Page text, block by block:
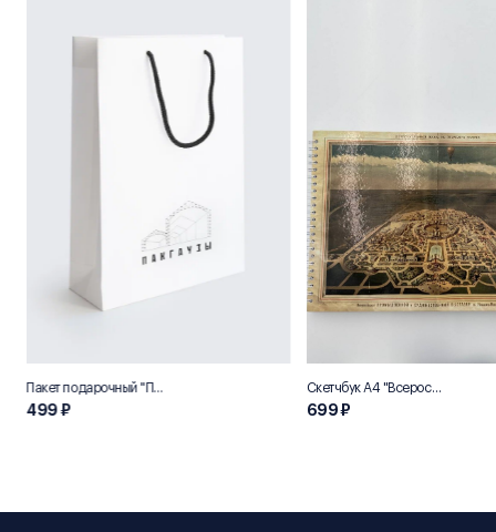
Пакет подарочный "Пакгаузы 2022" стандарт
499 ₽
Скетчбук А4 "Всероссийская художественная выставка 1896"
699 ₽